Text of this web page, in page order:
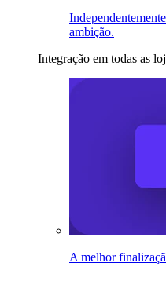
ambição.
Integração em todas as
A melhor